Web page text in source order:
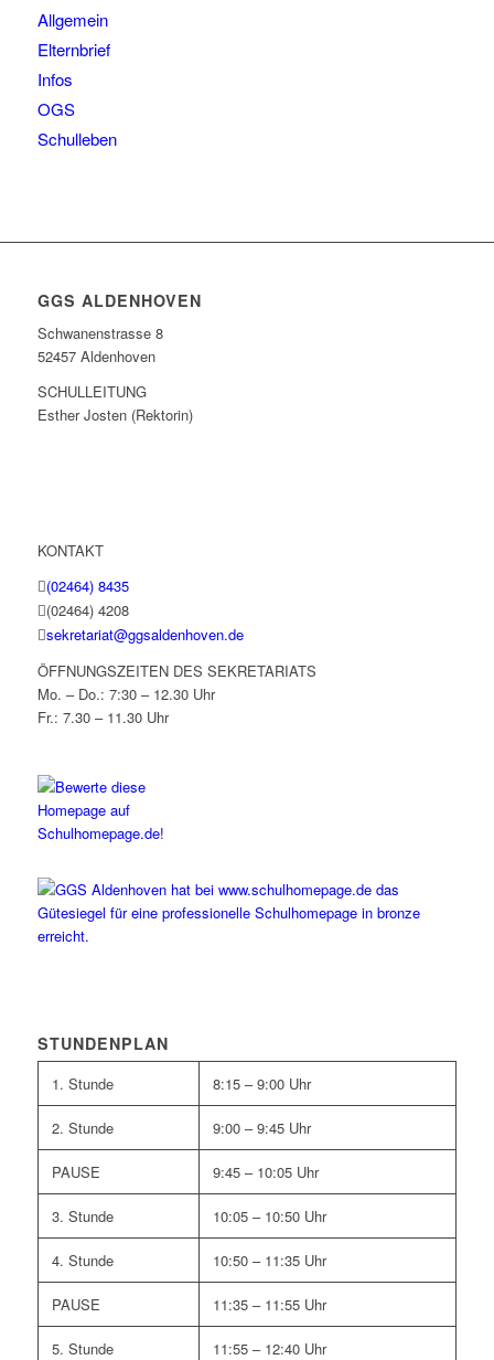
Allgemein
Elternbrief
Infos
OGS
Schulleben
GGS ALDENHOVEN
Schwanenstrasse 8
52457 Aldenhoven
SCHULLEITUNG
Esther Josten (Rektorin)
KONTAKT
(02464) 8435
(02464) 4208
sekretariat@ggsaldenhoven.de
ÖFFNUNGSZEITEN DES SEKRETARIATS
Mo. – Do.: 7:30 – 12.30 Uhr
Fr.: 7.30 – 11.30 Uhr
STUNDENPLAN
1. Stunde 8:15 – 9:00 Uhr
2. Stunde 9:00 – 9:45 Uhr
PAUSE 9:45 – 10:05 Uhr
3. Stunde 10:05 – 10:50 Uhr
4. Stunde 10:50 – 11:35 Uhr
PAUSE 11:35 – 11:55 Uhr
5. Stunde 11:55 – 12:40 Uhr